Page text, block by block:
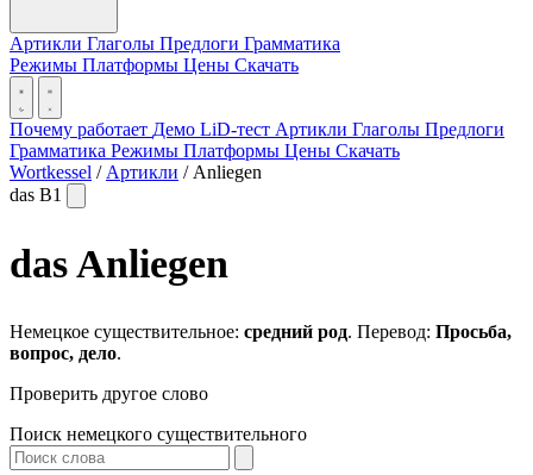
Артикли Глаголы Предлоги Грамматика
Режимы Платформы Цены Скачать
Почему работает Демо LiD-тест Артикли Глаголы Предлоги
Грамматика Режимы Платформы Цены Скачать
Wortkessel / Артикли / Anliegen
das B1
dasAnliegen
Немецкое существительное: средний род. Перевод: Просьба,
вопрос, дело.
Проверить другое слово
Поиск немецкого существительного